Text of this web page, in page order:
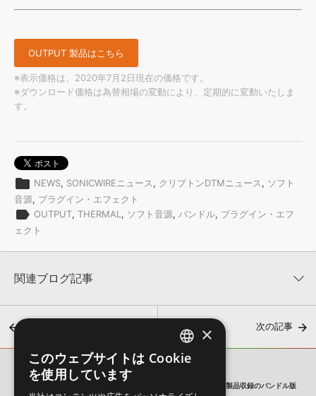
OUTPUT 製品はこちら
※表示価格は、2020年7月2日現在の価格です。
※ダウンロード価格は為替相場の変動により、定期的に変動いたしま
す。
folder NEWS, SONICWIREニュース, クリプトンDTMニュース, ソフト
音源, プラグイン・エフェクト
label OUTPUT, THERMAL , ソフト音源, バンドル, プラグイン・エフ
ェクト
関連ブログ記事
次の記事
OUTPUT社よりディストーションプラグイン『THERMAL』、全製品収録のバンドル版
ENGLISH
×
このウェブサイトは Cookie
を使用しています